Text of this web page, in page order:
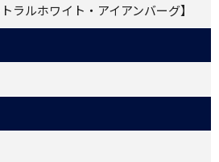
ラルホワイト・アイアンバーグ】